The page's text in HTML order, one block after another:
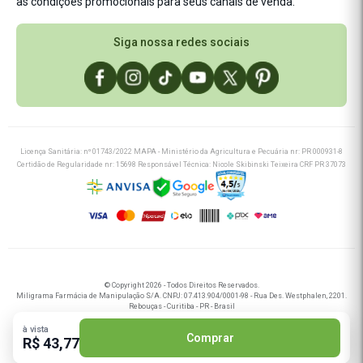
à vista
R$ 43,77 Comprar
Saúde
Siga nossa redes sociais
Licença Sanitária: nº 01743/2022 MAPA - Ministério da Agricultura e Pecuária nr: PR 000931-8
Certidão de Regularidade nr: 15698 Responsável Técnica: Nicole Skibinski Teixeira CRF PR 37073
© Copyright 2026 - Todos Direitos Reservados.
Miligrama Farmácia de Manipulação S/A. CNPJ: 07.413.904/0001-98 - Rua Des. Westphalen, 2201.
Rebouças - Curitiba - PR - Brasil
Tecnologia